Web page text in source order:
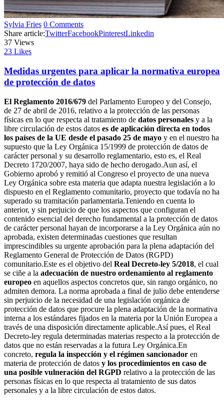
Sylvia Fries 0 Comments
Share article:TwitterFacebookPinterestLinkedin
37 Views
23 Likes
Medidas urgentes para aplicar la normativa europea
de protección de datos
El Reglamento 2016/679 del Parlamento Europeo y del Consejo,
de 27 de abril de 2016, relativo a la protección de las personas
físicas en lo que respecta al tratamiento de datos personales y a la
libre circulación de estos datos es de aplicación directa en todos
los países de la UE desde el pasado 25 de mayo y en el nuestro ha
supuesto que la Ley Orgánica 15/1999 de protección de datos de
carácter personal y su desarrollo reglamentario, esto es, el Real
Decreto 1720/2007, haya sido de hecho derogado.Aun así, el
Gobierno aprobó y remitió al Congreso el proyecto de una nueva
Ley Orgánica sobre esta materia que adapta nuestra legislación a lo
dispuesto en el Reglamento comunitario, proyecto que todavía no ha
superado su tramitación parlamentaria.Teniendo en cuenta lo
anterior, y sin perjuicio de que los aspectos que configuran el
contenido esencial del derecho fundamental a la protección de datos
de carácter personal hayan de incorporarse a la Ley Orgánica aún no
aprobada, existen determinadas cuestiones que resultan
imprescindibles su urgente aprobación para la plena adaptación del
Reglamento General de Protección de Datos (RGPD)
comunitario.Este es el objetivo del Real Decreto-ley 5/2018, el cual
se ciñe a la adecuación de nuestro ordenamiento al reglamento
europeo en aquellos aspectos concretos que, sin rango orgánico, no
admiten demora. La norma aprobada a final de julio debe entenderse
sin perjuicio de la necesidad de una legislación orgánica de
protección de datos que procure la plena adaptación de la normativa
interna a los estándares fijados en la materia por la Unión Europea a
través de una disposición directamente aplicable.Así pues, el Real
Decreto-ley regula determinadas materias respecto a la protección de
datos que no están reservadas a la futura Ley Orgánica.En
concreto, regula la inspección y el régimen sancionador en
materia de protección de datos y los procedimientos en caso de
una posible vulneración del RGPD relativo a la protección de las
personas físicas en lo que respecta al tratamiento de sus datos
personales y a la libre circulación de estos datos.